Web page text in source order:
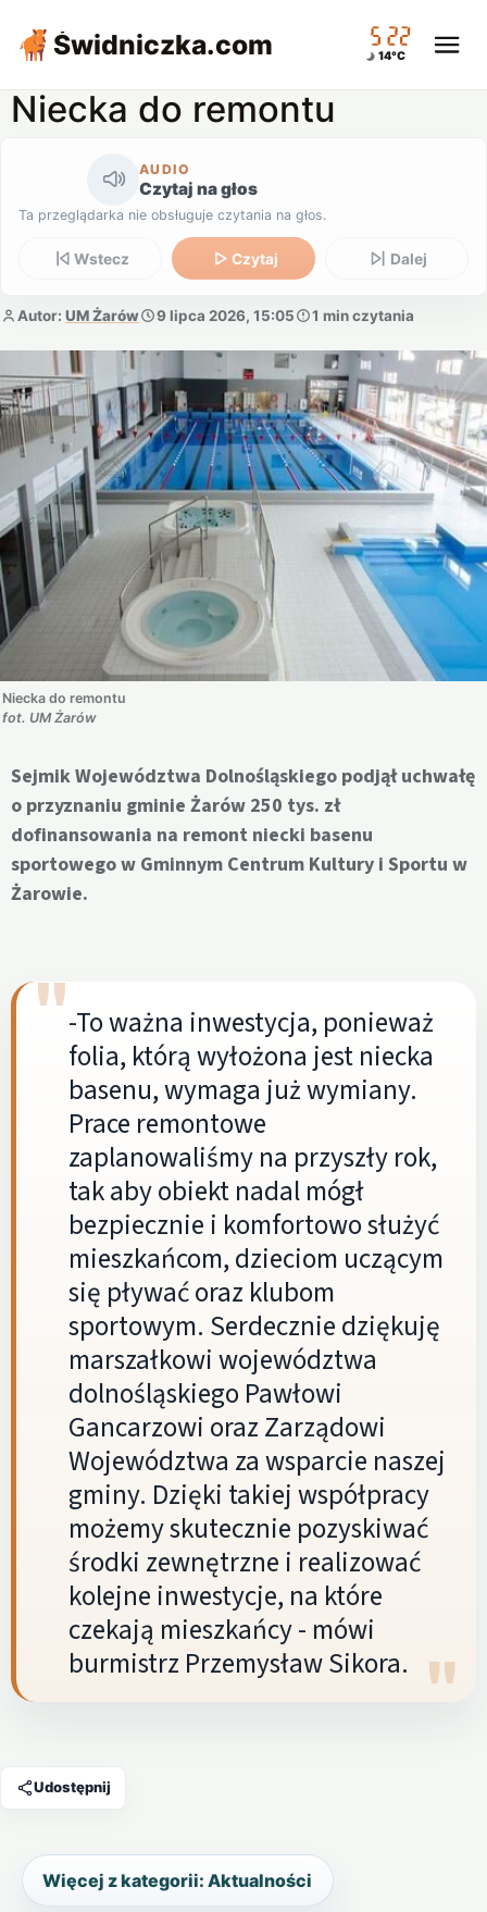
Świdniczka.com 05:22
14°C
Niecka do remontu
AUDIO
Czytaj na głos
Ta przeglądarka nie obsługuje czytania na głos.
Wstecz Czytaj Dalej
Autor: UM Żarów 9 lipca 2026, 15:05 1 min czytania
Niecka do remontu
fot. UM Żarów
Sejmik Województwa Dolnośląskiego podjął uchwałę
o przyznaniu gminie Żarów 250 tys. zł
dofinansowania na remont niecki basenu
sportowego w Gminnym Centrum Kultury i Sportu w
Żarowie.
-To ważna inwestycja, ponieważ
folia, którą wyłożona jest niecka
basenu, wymaga już wymiany.
Prace remontowe
zaplanowaliśmy na przyszły rok,
tak aby obiekt nadal mógł
bezpiecznie i komfortowo służyć
mieszkańcom, dzieciom uczącym
się pływać oraz klubom
sportowym. Serdecznie dziękuję
marszałkowi województwa
dolnośląskiego Pawłowi
Gancarzowi oraz Zarządowi
Województwa za wsparcie naszej
gminy. Dzięki takiej współpracy
możemy skutecznie pozyskiwać
środki zewnętrzne i realizować
kolejne inwestycje, na które
czekają mieszkańcy - mówi
burmistrz Przemysław Sikora.
Udostępnij
Więcej z kategorii: Aktualności